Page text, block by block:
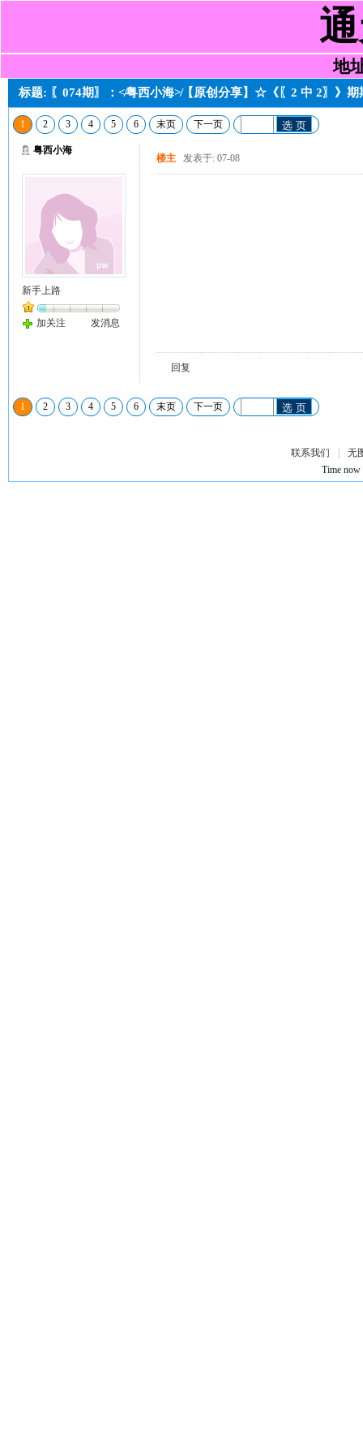
地
标题: 〖074期〗：≮粤西小海≯【原创分享】☆《〖2 中 2〗》期
1 2 3 4 5 6 末页 下一页 选 页
粤西小海
新手上路
加关注 发消息
楼主 发表于: 07-08
回复
1 2 3 4 5 6 末页 下一页 选 页
联系我们
无
Time now